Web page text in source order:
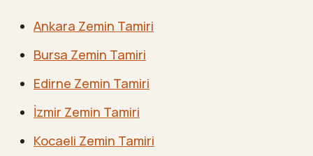
Ankara Zemin Tamiri
Bursa Zemin Tamiri
Edirne Zemin Tamiri
İzmir Zemin Tamiri
Kocaeli Zemin Tamiri